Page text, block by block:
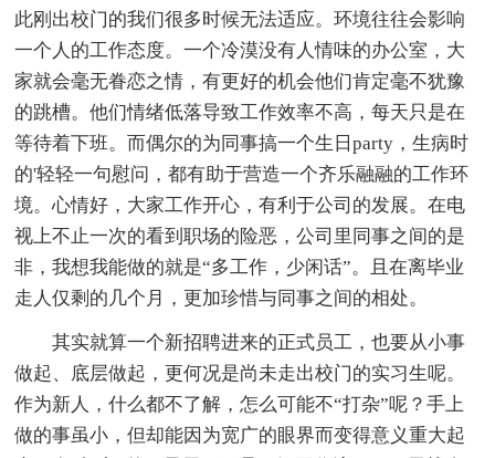
此刚出校门的我们很多时候无法适应。环境往往会影响
一个人的工作态度。一个冷漠没有人情味的办公室，大
家就会毫无眷恋之情，有更好的机会他们肯定毫不犹豫
的跳槽。他们情绪低落导致工作效率不高，每天只是在
等待着下班。而偶尔的为同事搞一个生日party，生病时
的'轻轻一句慰问，都有助于营造一个齐乐融融的工作环
境。心情好，大家工作开心，有利于公司的发展。在电
视上不止一次的看到职场的险恶，公司里同事之间的是
非，我想我能做的就是“多工作，少闲话”。且在离毕业
走人仅剩的几个月，更加珍惜与同事之间的相处。
其实就算一个新招聘进来的正式员工，也要从小事
做起、底层做起，更何况是尚未走出校门的实习生呢。
作为新人，什么都不了解，怎么可能不“打杂”呢？手上
做的事虽小，但却能因为宽广的眼界而变得意义重大起